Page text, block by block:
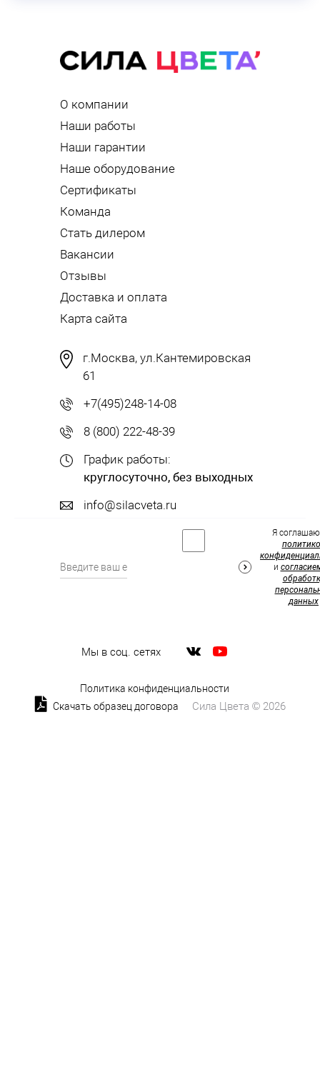
О компании
Наши работы
Наши гарантии
Наше оборудование
Сертификаты
Команда
Стать дилером
Вакансии
Отзывы
Доставка и оплата
Карта сайта
г.Москва, ул.Кантемировская
61
+7(495)248-14-08
8 (800) 222-48-39
График работы:
круглосуточно, без выходных
info@silacveta.ru
Мы в соц. сетях
Я
и
данных
Политика конфиденциальности
Скачать образец договора
Сила Цвета © 2026